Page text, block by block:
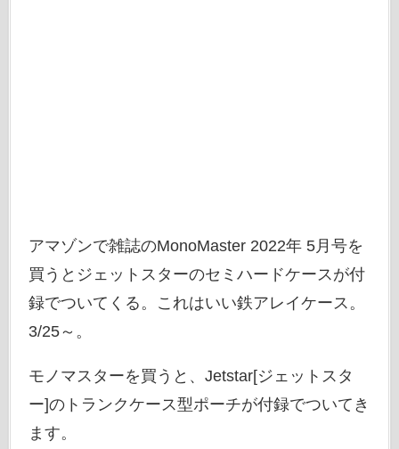
アマゾンで雑誌のMonoMaster 2022年 5月号を
買うとジェットスターのセミハードケースが付
録でついてくる。これはいい鉄アレイケース。
3/25～。
モノマスターを買うと、Jetstar[ジェットスタ
ー]のトランクケース型ポーチが付録でついてき
ます。